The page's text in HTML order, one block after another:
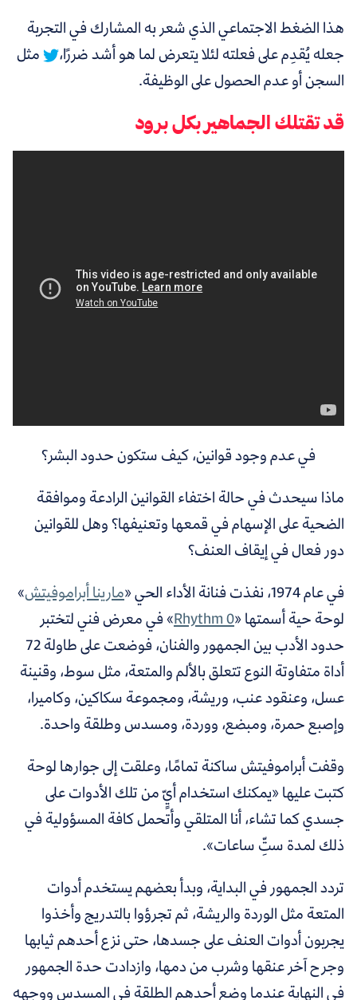
هذا الضغط الاجتماعي الذي شعر به المشارك في التجربة
جعله يُقدِم على فعلته لئلا يتعرض لما هو أشد ضررًا،
مثل
السجن أو عدم الحصول على الوظيفة.
قد تقتلك الجماهير بكل برود
في عدم وجود قوانين، كيف ستكون حدود البشر؟
ماذا سيحدث في حالة اختفاء القوانين الرادعة وموافقة
الضحية على الإسهام في قمعها وتعنيفها؟ وهل للقوانين
دور فعال في إيقاف العنف؟
في عام 1974، نفذت فنانة الأداء الحي «
مارينا أبراموفيتش»
لوحة حية أسمتها «Rhythm 0» في معرض فني لتختبر
حدود الأدب بين الجمهور والفنان، فوضعت على طاولة 72
أداة متفاوتة النوع تتعلق بالألم والمتعة، مثل سوط، وقنينة
عسل، وعنقود عنب، وريشة، ومجموعة سكاكين، وكاميرا،
وإصبع حمرة، ومبضع، ووردة، ومسدس وطلقة واحدة.
وقفت أبراموفيتش ساكنة تمامًا، وعلقت إلى جوارها لوحة
كتبت عليها «يمكنك استخدام أيٍّ من تلك الأدوات على
جسدي كما تشاء، أنا المتلقي وأتحمل كافة المسؤولية في
ذلك لمدة ستِّ ساعات».
تردد الجمهور في البداية، وبدأ بعضهم يستخدم أدوات
المتعة مثل الوردة والريشة، ثم تجرؤوا بالتدريج وأخذوا
يجربون أدوات العنف على جسدها، حتى نزع أحدهم ثيابها
وجرح آخر عنقها وشرب من دمها، وازدادت حدة الجمهور
في النهاية عندما وضع أحدهم الطلقة في المسدس ووجهه